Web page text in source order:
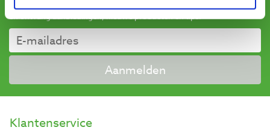
Schrijf u in voor de maandelijkse nieuwsbrief
en ontvang aanbiedingen, nieuwe producten en tips.
Aanmelden
Klantenservice